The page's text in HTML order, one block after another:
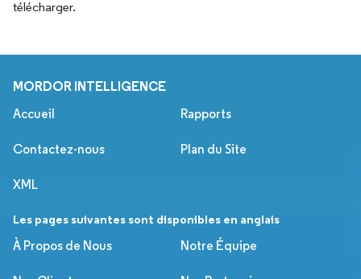
télécharger.
MORDOR INTELLIGENCE
Accueil Rapports
Contactez-nous Plan du Site
XML
Les pages suivantes sont disponibles en anglais
À Propos de Nous
Notre Équipe